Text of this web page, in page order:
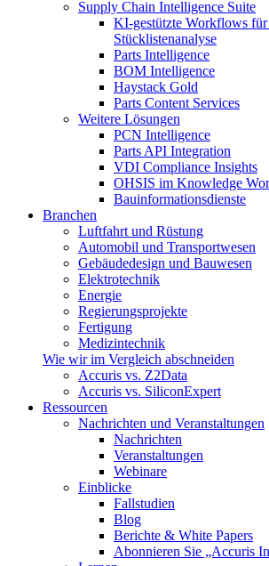
Supply Chain Intelligence Suite
KI-gestützte Workflows
Stücklistenanalyse
Parts Intelligence
BOM Intelligence
Haystack Gold
Parts Content Services
Weitere Lösungen
PCN Intelligence
Parts API Integration
VDI Compliance Insights
OHSIS im Knowledge
Bauinformationsdienste
Branchen
Luftfahrt und Rüstung
Automobil und Transportwesen
Gebäudedesign und Bauwesen
Elektrotechnik
Energie
Regierungsprojekte
Fertigung
Medizintechnik
Wie wir im Vergleich abschneiden
Accuris vs. Z2Data
Accuris vs. SiliconExpert
Ressourcen
Nachrichten und Veranstaltungen
Nachrichten
Veranstaltungen
Webinare
Einblicke
Fallstudien
Blog
Berichte & White Papers
Abonnieren Sie „Accuris